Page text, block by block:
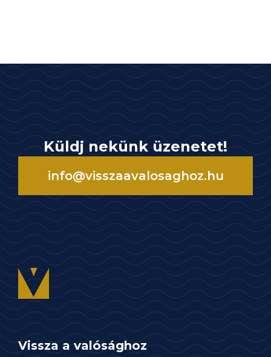
Küldj nekünk üzenetet!
info@visszaavalosaghoz.hu
Vissza a valósághoz